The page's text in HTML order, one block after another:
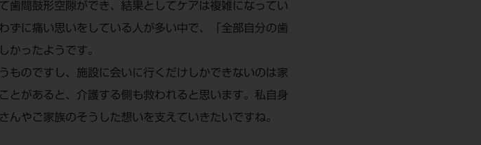
歯間鼓形空隙ができ、結果としてケアは複雑になってい
ずに痛い思いをしている人が多い中で、「全部自分の歯
かったようです。
ものですし、施設に会いに行くだけしかできないのは家
とがあると、介護する側も救われると思います。私自身
やご家族のそうした想いを支えていきたいですね。